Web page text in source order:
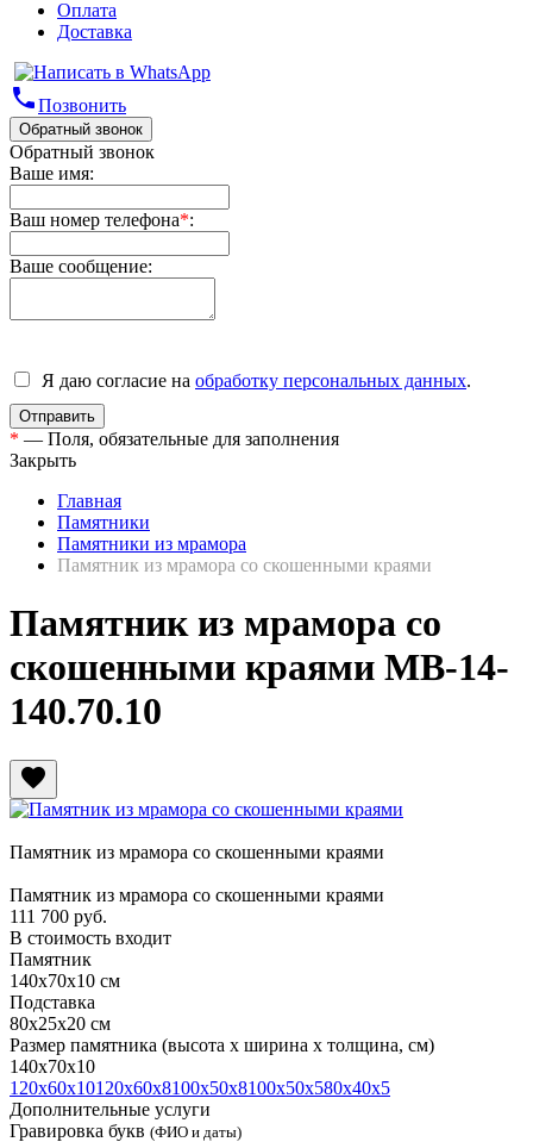
Оплата
Доставка
phoneПозвонить
Обратный звонок
Обратный звонок
Ваше имя:
Ваш номер телефона*:
Ваше сообщение:
Я даю согласие на обработку персональных данных.
* — Поля, обязательные для заполнения
Закрыть
Главная
Памятники
Памятники из мрамора
Памятник из мрамора со скошенными краями
Памятник из мрамора со
скошенными краями МВ-14-
140.70.10
favorite
Памятник из мрамора со скошенными краями
Памятник из мрамора со скошенными краями
111 700 руб.
В стоимость входит
Памятник
140х70х10 см
Подставка
80х25х20 см
Размер памятника (высота х ширина х толщина, см)
140х70х10
120х60х10120х60х8100х50х8100х50х580х40х5
Дополнительные услуги
Гравировка букв (ФИО и даты)